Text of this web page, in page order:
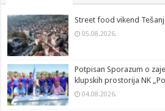
Street food vikend Tešanj
05.08.2026.
Potpisan Sporazum o
klupskih prostorija NK
04.08.2026.